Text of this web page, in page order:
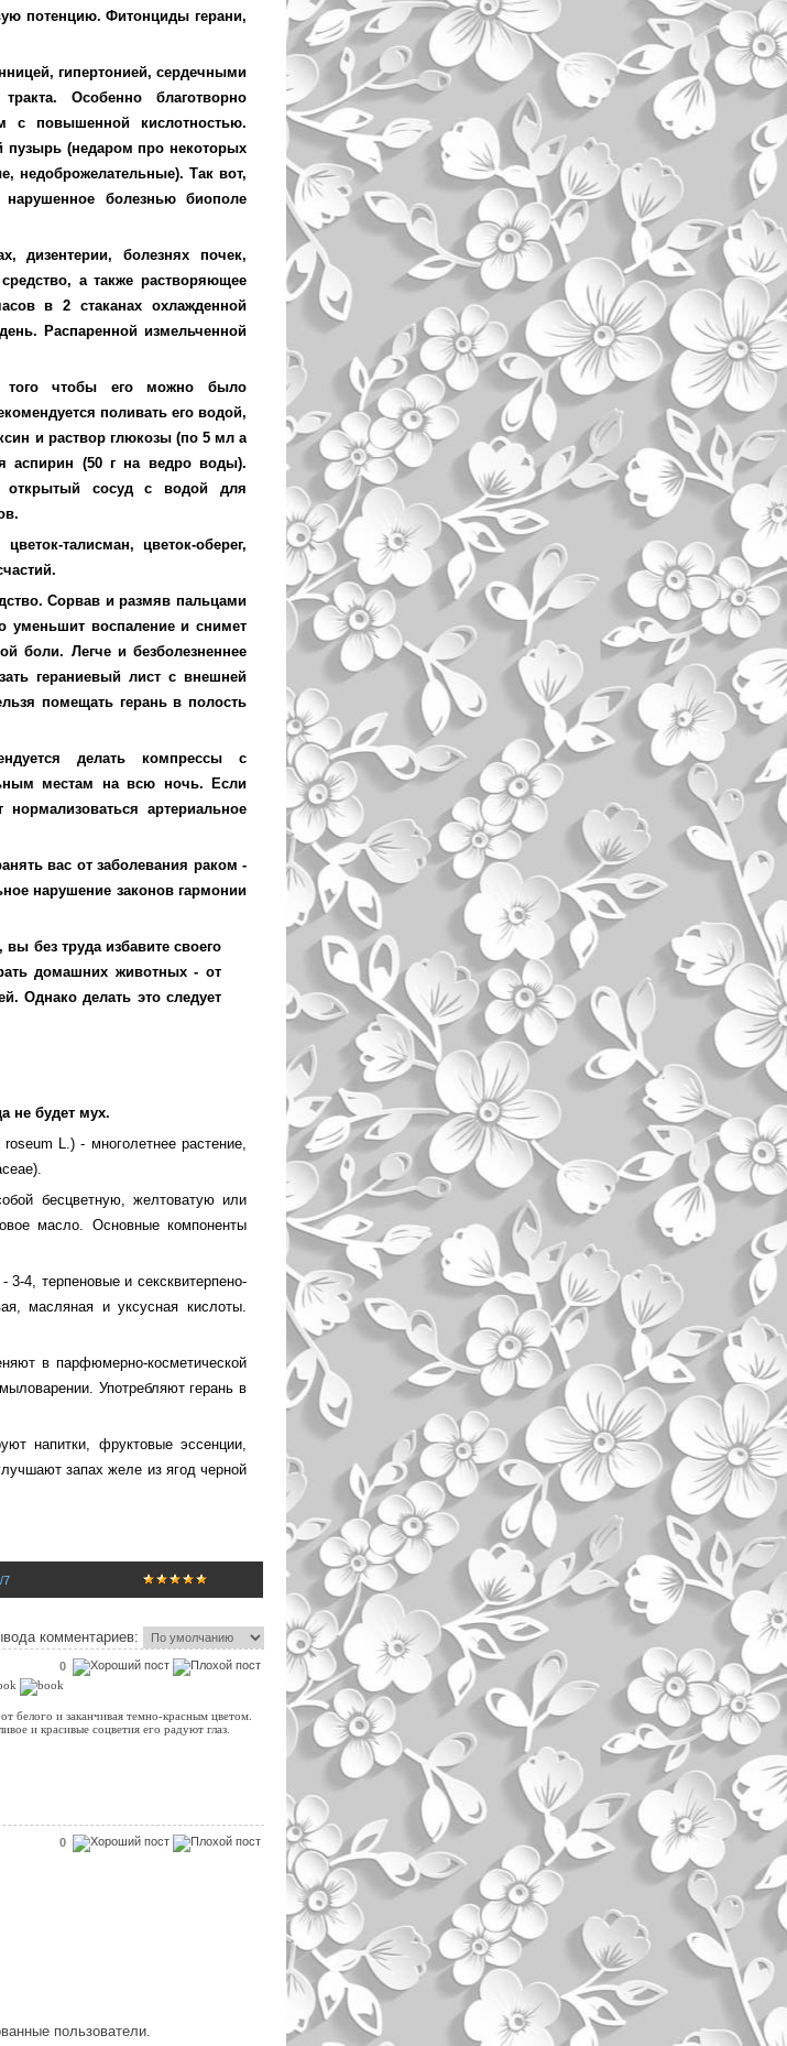
потенцию. Фитонциды герани,
гипертонией, сердечными
Особенно благотворно
с повышенной кислотностью.
пузырь (недаром про некоторых
недоброжелательные). Так вот,
нарушенное болезнью биополе
дизентерии, болезнях почек,
а также растворяющее
в 2 стаканах охлажденной
Распаренной измельченной
того чтобы его можно было
поливать его водой,
и раствор глюкозы (по 5 мл а
аспирин (50 г на ведро воды).
открытый сосуд с водой для
талисман, цветок-оберег,
Сорвав и размяв пальцами
уменьшит воспаление и снимет
боли. Легче и безболезненнее
гераниевый лист с внешней
помещать герань в полость
делать компрессы с
местам на всю ночь. Если
артериальное
вас от заболевания раком -
нарушение законов гармонии
без труда избавите своего
домашних животных - от
Однако делать это следует
не будет мух.
L.) - многолетнее растение,
бесцветную, желтоватую или
масло. Основные компоненты
4, терпеновые и сексквитерпено-
масляная и уксусная кислоты.
в парфюмерно-косметической
Употребляют герань в
напитки, фруктовые эссенции,
запах желе из ягод черной
/7
комментариев:
0
белого и заканчивая темно-красным цветом.
и красивые соцветия его радуют глаз.
0
пользователи.